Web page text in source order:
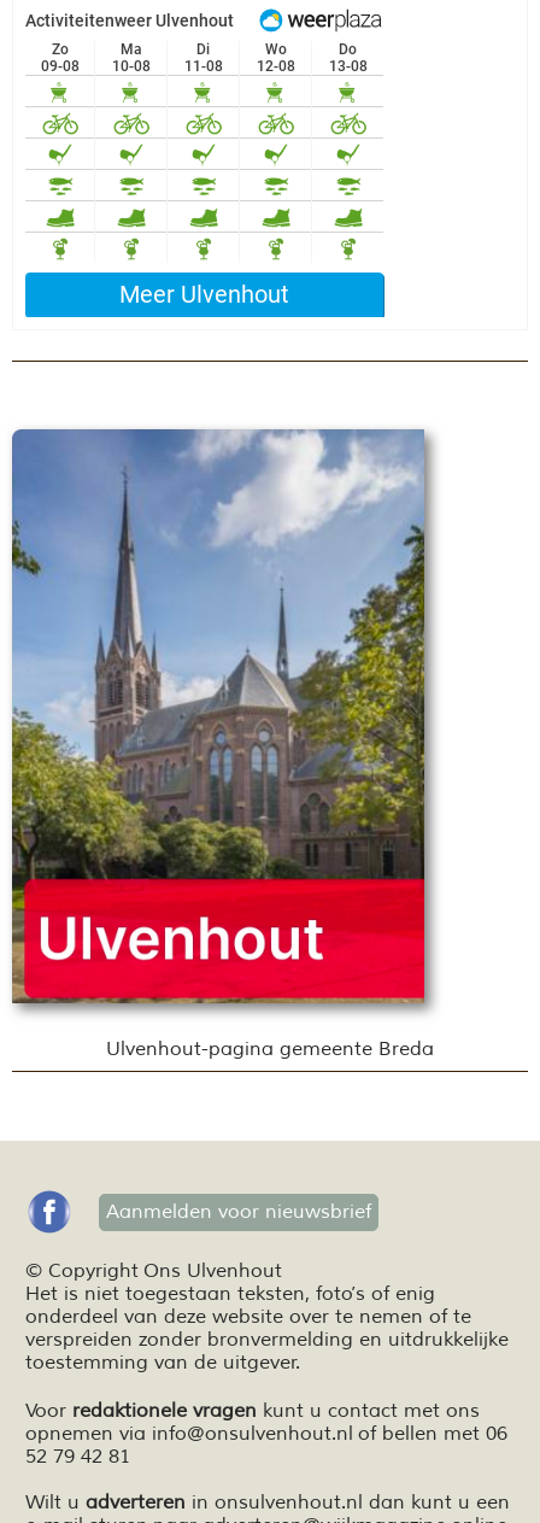
Ulvenhout-pagina gemeente Breda
Aanmelden voor nieuwsbrief
© Copyright Ons Ulvenhout
Het is niet toegestaan teksten, foto’s of enig
onderdeel van deze website over te nemen of te
verspreiden zonder bronvermelding en uitdrukkelijke
toestemming van de uitgever.
Voor redaktionele vragen kunt u contact met ons
opnemen via info@onsulvenhout.nl of bellen met 06
52 79 42 81
Wilt u adverteren in onsulvenhout.nl dan kunt u een